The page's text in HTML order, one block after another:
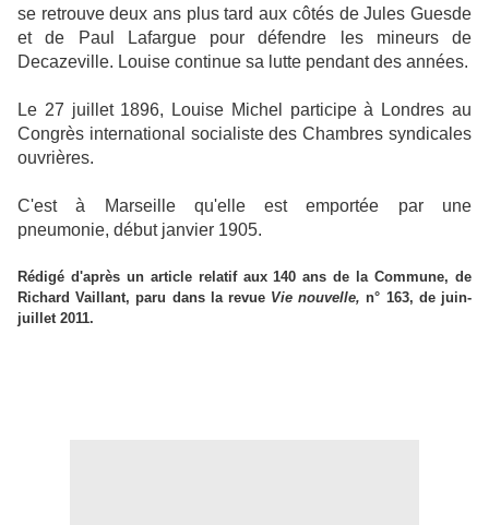
se retrouve deux ans plus tard aux côtés de Jules Guesde
et de Paul Lafargue pour défendre les mineurs de
Decazeville. Louise continue sa lutte pendant des années.
Le 27 juillet 1896, Louise Michel participe à Londres au
Congrès international socialiste des Chambres syndicales
ouvrières.
C'est à Marseille qu'elle est emportée par une
pneumonie, début janvier 1905.
Rédigé d'après un article relatif aux 140 ans de la Commune, de
Richard Vaillant, paru dans la revue Vie nouvelle, n° 163, de juin-
juillet 2011.